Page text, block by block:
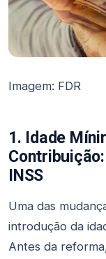
Imagem: FDR
1. Idade
INSS
Uma das
introdução da
Antes da